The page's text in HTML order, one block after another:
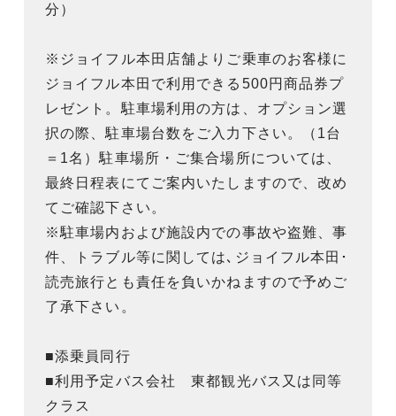
分）
※ジョイフル本田店舗よりご乗車のお客様に
ジョイフル本田で利用できる500円商品券プ
レゼント。駐車場利用の方は、オプション選
択の際、駐車場台数をご入力下さい。（1台
＝1名）駐車場所・ご集合場所については、
最終日程表にてご案内いたしますので、改め
てご確認下さい。
※駐車場内および施設内での事故や盗難、事
件、トラブル等に関しては､ジョイフル本田･
読売旅行とも責任を負いかねますので予めご
了承下さい。
■添乗員同行
■利用予定バス会社 東都観光バス又は同等
クラス